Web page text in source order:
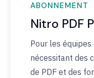
ABONNEMENT
Nitro PDF
Pour les
nécessitant des
de PDF et des